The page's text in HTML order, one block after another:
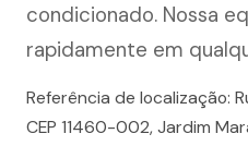
condicionado. Nossa
rapidamente em
Referência de localização:
CEP 11460-002, Jardim